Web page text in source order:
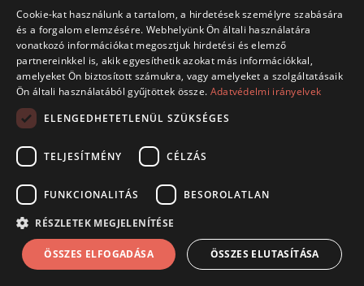
ÁSZFAdatkezelési tájékoztató
Cookie-kat használunk a tartalom, a hirdetések személyre szabására
és a forgalom elemzésére. Webhelyünk Ön általi használatára
vonatkozó információkat megosztjuk hirdetési és elemző
partnereinkkel is, akik egyesíthetik azokat más információkkal,
amelyeket Ön biztosított számukra, vagy amelyeket a szolgáltatásaik
Ön általi használatából gyűjtöttek össze. Adatvédelmi irányelvek
ELENGEDHETETLENÜL SZÜKSÉGES
TELJESÍTMÉNY CÉLZÁS
FUNKCIONALITÁS BESOROLATLAN
RÉSZLETEK MEGJELENÍTÉSE
ÖSSZES ELFOGADÁSA ÖSSZES ELUTASÍTÁSA